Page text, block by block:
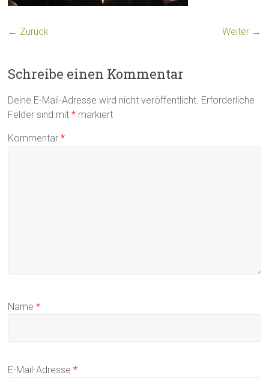
← Zurück Weiter →
Schreibe einen Kommentar
Deine E-Mail-Adresse wird nicht veröffentlicht. Erforderliche
Felder sind mit* markiert
Kommentar*
Name*
E-Mail-Adresse*